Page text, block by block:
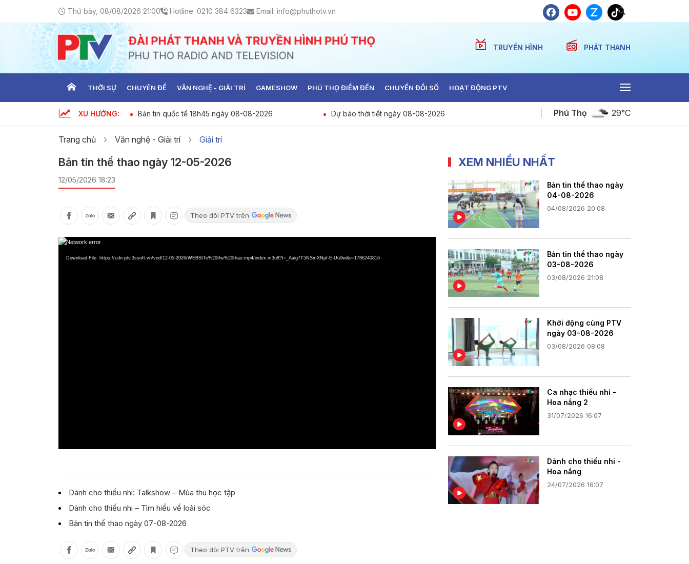
Thứ bảy, 08/08/2026 21:00 Hotline: 0210 384 6323 Email: info@phuthotv.vn
TRUYỀN HÌNH PHÁT THANH
THỜI SỰ CHUYÊN ĐỀ VĂN NGHỆ - GIẢI TRÍ GAMESHOW PHÚ THỌ ĐIỂM ĐẾN CHUYỂN ĐỔI SỐ HOẠT ĐỘNG PTV
XU HƯỚNG: Bản tin quốc tế 18h45 ngày 08-08-2026 Dự báo thời tiết ngày 08-08-2026 PTV kết nối yêu thương ngày 8-8-2026
Phú Thọ 29°C
Trang chủ Văn nghệ - Giải trí Giải trí
Bản tin thể thao ngày 12-05-2026
12/05/2026 18:23
Theo dõi PTV trên
Video
Network error
Download File: https://cdn-ptv.3ssoft.vn/vod/12-05-2026/WEBSITe%20the%20thao.mp4/index.m3u8?t=_Aaig7T5NSmXNpf-E-Uu0w&e=1786240816
Dành cho thiếu nhi: Talkshow – Mùa thu học tập
Dành cho thiếu nhi – Tìm hiểu về loài sóc
Bản tin thể thao ngày 07-08-2026
Theo dõi PTV trên
XEM NHIỀU NHẤT
Bản tin thể thao ngày
04-08-2026
04/08/2026 20:08
Bản tin thể thao ngày
03-08-2026
03/08/2026 21:08
Khởi động cùng PTV
ngày 03-08-2026
03/08/2026 08:08
Ca nhạc thiếu nhi -
Hoa nắng 2
31/07/2026 16:07
Dành cho thiếu nhi -
Hoa nắng
24/07/2026 16:07